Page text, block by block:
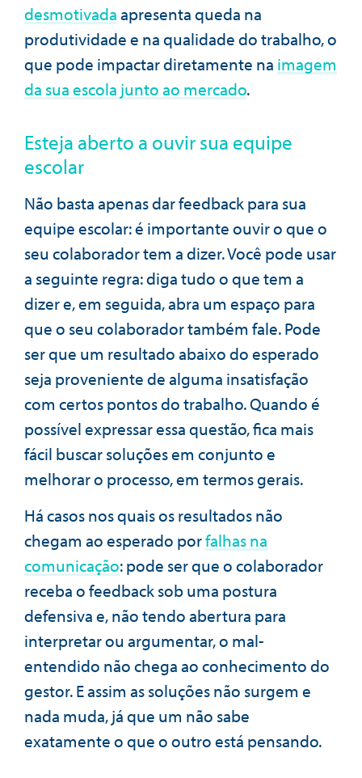
desmotivadaapresenta queda na
produtividade e na qualidade do trabalho, o
que pode impactar diretamente na imagem
da sua escola junto ao mercado.
Esteja aberto a ouvir sua equipe
escolar
Não basta apenas dar feedback para sua
equipe escolar: é importante ouvir o que o
seu colaborador tem a dizer. Você pode usar
a seguinte regra: diga tudo o que tem a
dizer e, em seguida, abra um espaço para
que o seu colaborador também fale. Pode
ser que um resultado abaixo do esperado
seja proveniente de alguma insatisfação
com certos pontos do trabalho. Quando é
possível expressar essa questão, fica mais
fácil buscar soluções em conjunto e
melhorar o processo, em termos gerais.
Há casos nos quais os resultados não
chegam ao esperado porfalhas na
comunicação: pode ser que o colaborador
receba o feedback sob uma postura
defensiva e, não tendo abertura para
interpretar ou argumentar, o mal-
entendido não chega ao conhecimento do
gestor. E assim as soluções não surgem e
nada muda, já que um não sabe
exatamente o que o outro está pensando.